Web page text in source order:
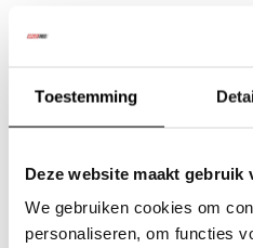
Toestemming
Deze website maakt gebruik
We gebruiken cookies om
personaliseren, om functies
€19,00